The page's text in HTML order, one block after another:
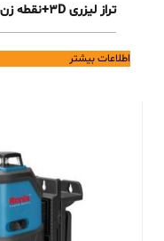
تراز لیزری 3D+نقطه زن هیوندای مدل 3D-360
اطلاعات بیشتر